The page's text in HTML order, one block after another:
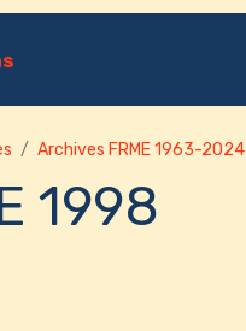
Archives FRME 1963-2024
1998